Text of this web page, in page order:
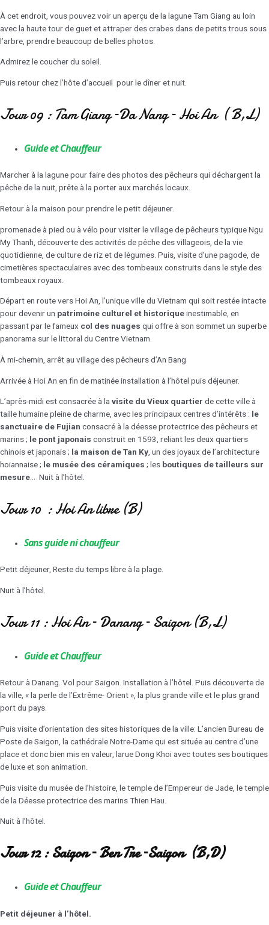
À cet endroit, vous pouvez voir un aperçu de la lagune Tam Giang au loin
avec la haute tour de guet et attraper des crabes dans de petits trous sous
l’arbre, prendre beaucoup de belles photos.
Admirez le coucher du soleil.
Puis retour chez l’hôte d’accueil pour le dîner et nuit.
Jour 09 : Tam Giang –Da Nang – Hoi An ( B,L)
Guide et Chauffeur
Marcher à la lagune pour faire des photos des pêcheurs qui déchargent la
pêche de la nuit, prête à la porter aux marchés locaux.
Retour à la maison pour prendre le petit déjeuner.
promenade à pied ou à vélo pour visiter le village de pêcheurs typique Ngu
My Thanh, découverte des activités de pêche des villageois, de la vie
quotidienne, de culture de riz et de légumes. Puis, visite d’une pagode, de
cimetières spectaculaires avec des tombeaux construits dans le style des
tombeaux royaux.
Départ en route vers Hoi An, l’unique ville du Vietnam qui soit restée intacte
pour devenir un patrimoine culturel et historiqueinestimable, en
passant par le fameux col des nuages qui offre à son sommet un superbe
panorama sur le littoral du Centre Vietnam.
À mi-chemin, arrêt au village des pêcheurs d’An Bang
Arrivée à Hoi An en fin de matinée installation à l’hôtel puis déjeuner.
L’après-midi est consacrée à lavisite du Vieux quartier de cette ville à
taille humaine pleine de charme, avec les principaux centres d’intérêts : le
sanctuaire de Fujian consacré à la déesse protectrice des pêcheurs et
marins ; le pont japonais construit en 1593, reliant les deux quartiers
chinois et japonais ; la maison de Tan Ky, un des joyaux de l’architecture
hoiannaise ; le musée des céramiques ; les boutiques de tailleurs sur
mesure… Nuit à l’hôtel.
Jour 10 : Hoi An libre (B)
Sans guide ni chauffeur
Petit déjeuner, Reste du temps libre à la plage.
Nuit à l’hôtel.
Jour 11 : Hoi An – Danang – Saigon (B,L)
Guide et Chauffeur
Retour à Danang. Vol pour Saigon. Installation à l’hôtel. Puis découverte de
la ville, « la perle de l’Extrême- Orient », la plus grande ville et le plus grand
port du pays.
Puis visite d’orientation des sites historiques de la ville: L’ancien Bureau de
Poste de Saigon, la cathédrale Notre-Dame qui est située au centre d’une
place et donc bien mis en valeur, larue Dong Khoi avec toutes ses boutiques
de luxe et son animation.
Puis visite du musée de l’histoire, le temple de l’Empereur de Jade, le temple
de la Déesse protectrice des marins Thien Hau.
Nuit à l’hôtel.
Jour 12 : Saigon – Ben Tre –Saigon (B,D)
Guide et Chauffeur
Petit déjeuner à l’hôtel.